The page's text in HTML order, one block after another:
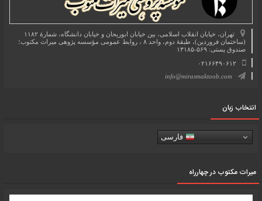
تهران، خیابان انقلاب اسلامی، بین خیابان ابوریحان و خیابان دانشگاه، شمارۀ ۱۱۸۲
(ساختمان فروردین)، طبقۀ دوم، واحد ۸ ، روابط عمومی مؤسسه پژوهی میراث مکتوب؛
صندوق پستی: ۵۶۹-۱۳۱۸۵
۰۲۱۶۶۴۹۰۶۱۲
info@mirasmaktoob.com
انتخاب زبان
فارسی
میرات مکتوب در چهارراه